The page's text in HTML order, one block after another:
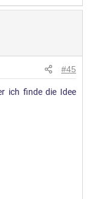
#45
ich finde die Idee